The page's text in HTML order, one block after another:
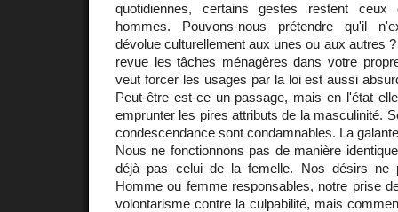
quotidiennes, certains gestes restent
hommes. Pouvons-nous prétendre qu'il
dévolue culturellement aux unes ou aux autres
revue les tâches ménagères dans votre
veut forcer les usages par la loi est aussi
Peut-être est-ce un passage, mais en l'état
emprunter les pires attributs de la masculinité.
condescendance sont condamnables. La
Nous ne fonctionnons pas de manière
déjà pas celui de la femelle. Nos désirs ne
Homme ou femme responsables, notre prise
volontarisme contre la culpabilité, mais